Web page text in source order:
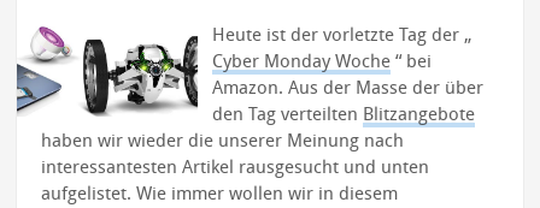
Heute ist der vorletzte Tag der „
Cyber Monday Woche “ bei
Amazon. Aus der Masse der über
den Tag verteilten Blitzangebote
haben wir wieder die unserer Meinung nach
interessantesten Artikel rausgesucht und unten
aufgelistet.Wie immer wollen wir in diesem